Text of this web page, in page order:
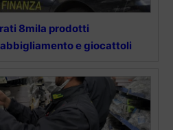
8mila prodotti
e giocattoli